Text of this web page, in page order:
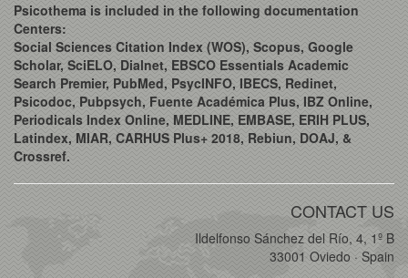
Psicothema is included in the following documentation
Centers:
Social Sciences Citation Index (WOS), Scopus, Google
Scholar, SciELO, Dialnet, EBSCO Essentials Academic
Search Premier, PubMed, PsycINFO, IBECS, Redinet,
Psicodoc, Pubpsych, Fuente Académica Plus, IBZ Online,
Periodicals Index Online, MEDLINE, EMBASE, ERIH PLUS,
Latindex, MIAR, CARHUS Plus+ 2018, Rebiun, DOAJ, &
Crossref.
CONTACT US
Ildelfonso Sánchez del Río, 4, 1º B
33001 Oviedo · Spain